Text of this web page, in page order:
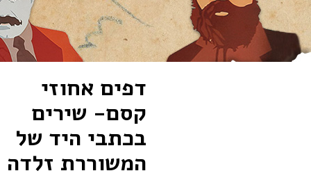
דפים אחוזי
קסם- שירים
בכתבי היד של
המשוררת זלדה